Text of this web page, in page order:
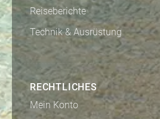
Reiseberichte
Technik & Ausrüstung
RECHTLICHES
Mein Konto